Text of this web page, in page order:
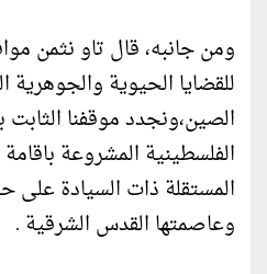
ومن جانبه، قال تاو نثمن
للقضايا الحيوية
الصين،ونجدد موقفنا
الفلسطينية المشروعة
وعاصمتها القدس الشرقية .